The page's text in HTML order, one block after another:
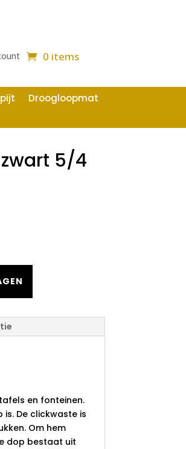
0 items
Droogloopmat
5/4
en fonteinen.
De clickwaste is
Om hem
dop bestaat uit